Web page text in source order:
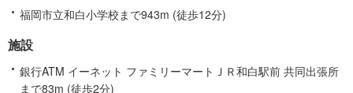
福岡市立和白小学校まで943m (徒歩12分)
施設
銀行ATM イーネット ファミリーマートＪＲ和白駅前 共同出張所
まで83m (徒歩2分)